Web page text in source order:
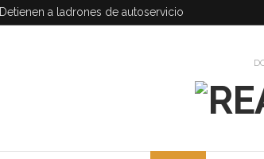
Detienen a ladrones de autoservicio